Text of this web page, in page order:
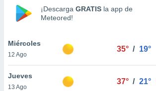
cookies
aceptar
de
sitio
¡Descarga GRATIS la app de
Meteored!
Miércoles
12 Ago
35° / 19°
Jueves
13 Ago
37° / 21°